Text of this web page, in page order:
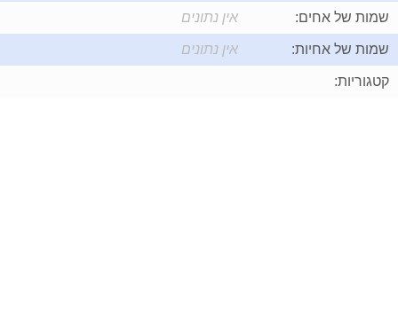
שמות של אחים: אין נתונים
שמות של אחיות: אין נתונים
קטגוריות: